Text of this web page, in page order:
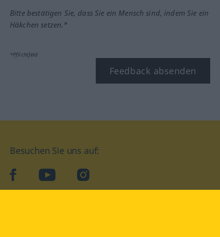
Bitte bestätigen Sie, dass Sie ein Mensch sind, indem Sie ein
Häkchen setzen.*
*Pflichtfeld
Feedback absenden
Besuchen Sie uns auf:
facebookYouTube Instagram